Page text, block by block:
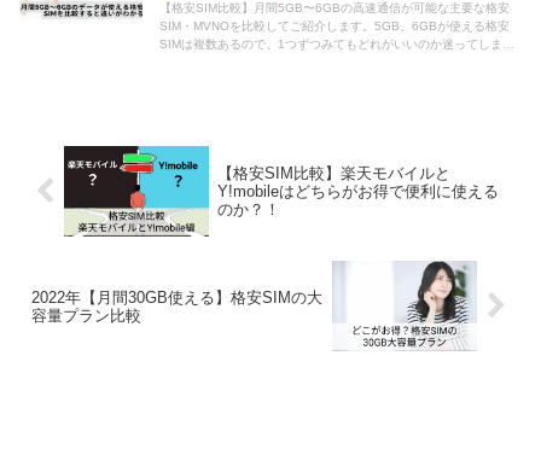
【格安SIM比較】月間5GB〜6GBの高速通信が可能な主要な格安
SIM・MVNOを比較してご紹介します。5GB、6GBが使える格安
SIMは複数あるので、1つずつみてもどれがいいのか迷ってしまう
【格安SIM比較】楽天モバイルと
Y!mobileはどちらがお得で便利に使える
のか？！
2022年【月間30GB使える】格安SIMの大
容量プラン比較